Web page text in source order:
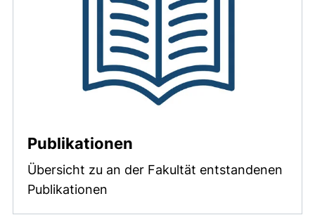
Publikationen
Übersicht zu an der Fakultät entstandenen
Publikationen